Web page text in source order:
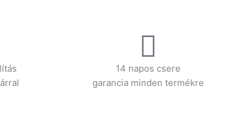
14 napos csere
garancia minden termékre